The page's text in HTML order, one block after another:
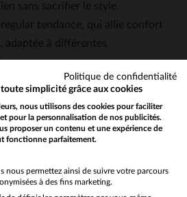
sans sacrifier le style.
regular tendance, qui allie confort
adaptée à différentes
avec parmenture chaude
zippée sous rabat à pressions,
extérieures zippées et trois
redirected to our English site?
No
Politique de confidentialité
simplicité grâce aux cookies
nous utilisons des cookies pour faciliter
pour la personnalisation de nos publicités.
proposer un contenu et une expérience de
fonctionne parfaitement.
nous permettez ainsi de suivre votre parcours
à des fins marketing.